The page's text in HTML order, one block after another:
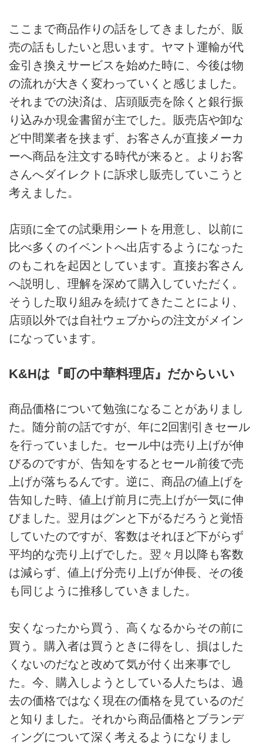
ここまで商品作りの話をしてきましたが、販
売の話もしたいと思います。ヤマト運輸が代
金引き換えサービスを始めた時に、今後は物
の流れが大きく変わっていくと感じました。
それまでの決済は、店頭販売を除くと銀行振
り込みか現金書留が主でした。販売店や卸な
ど中間業者を挟まず、お客さんが直接メーカ
ーへ商品を注文する時代が来ると。よりお客
さんへダイレクトに訴求し販売していこうと
考えました。
店頭に全ての試乗用シートを用意し、以前に
比べ多くのイベントへ出店するようになった
のもこれを起因としています。直接お客さん
へ説明し、理解を深めて購入していただく。
そうした取り組みを続けてきたことにより、
店頭以外では自社ウェブからの注文がメイン
になっています。
K&Hは『町の中華料理店』だからいい
商品価格について勉強になることがありまし
た。随分前の話ですが、年に2回割引きセール
を行っていました。セール中は売り上げが伸
びるのですが、告知をするとセール前後で売
上げが落ちるんです。逆に、商品の値上げを
告知した時、値上げ前月に売上げが一気に伸
びました。翌月はグンと下がるだろうと覚悟
していたのですが、客数はそれほど下がらず
平均的な売り上げでした。翌々月以降も客数
は減らず、値上げ分売り上げが伸長、その後
も同じように推移していきました。
安くなったから買う、高くなるからその前に
買う。購入者は買うときに得をし、損はした
くないのだなと改めて気が付く出来事でし
た。今、購入しようとしている人たちは、過
去の価格ではなく現在の価格を見ているのだ
と知りました。それから商品価格とブランデ
ィングについて深く考えるようになりまし